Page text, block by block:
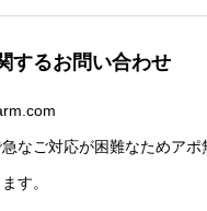
するお問い合わせ
なご対応が困難なためアポ
す。